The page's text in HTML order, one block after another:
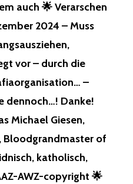
auch 🌟 Verarschen
2024 – Muss
vor – durch die
–
dennoch…! Danke!
Michael Giesen,
Bloodgrandmaster of
katholisch,
AWZ-copyright 🌟